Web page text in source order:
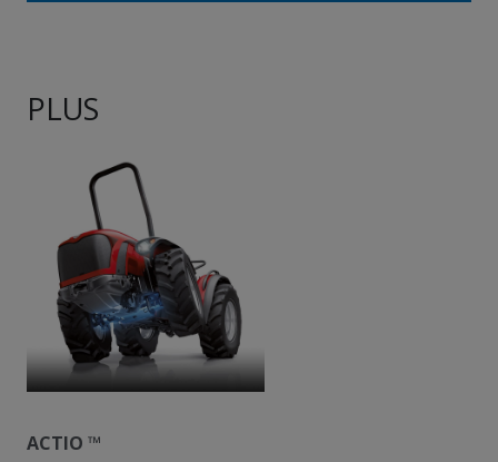
PLUS
ACTIO ™